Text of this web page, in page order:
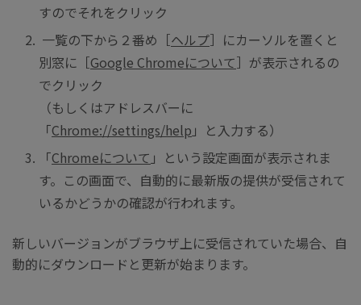
すのでそれをクリック
一覧の下から２番め［ヘルプ］にカーソルを置くと
別窓に［Google Chromeについて］が表示されるの
でクリック
（もしくはアドレスバーに
「Chrome://settings/help 」と入力する）
「Chromeについて 」という設定画面が表示されま
す。この画面で、自動的に最新版の提供が受信されて
いるかどうかの確認が行われます。
新しいバージョンがブラウザ上に受信されていた場合、自
動的にダウンロードと更新が始まります。